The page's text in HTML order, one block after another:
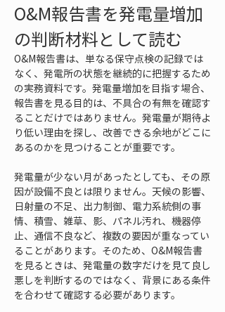
O&M報告書を発電量増加
の判断材料として読む
O&M報告書は、単なる保守点検の記録では
なく、発電所の状態を継続的に把握するため
の実務資料です。発電量増加を目指す場合、
報告書を見る目的は、不具合の有無を確認す
ることだけではありません。発電量が期待よ
り低い理由を探し、改善できる余地がどこに
あるのかを見つけることが重要です。
発電量が少ない月があったとしても、その原
因が設備不良とは限りません。天候の影響、
日射量の不足、出力制御、電力系統側の事
情、積雪、雑草、影、パネル汚れ、機器停
止、通信不良など、複数の要因が重なってい
ることがあります。そのため、O&M報告書
を見るときは、発電量の数字だけを見て良し
悪しを判断するのではなく、背景にある条件
を合わせて確認する必要があります。